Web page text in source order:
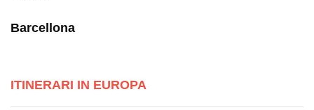
Barcellona
ITINERARI IN EUROPA